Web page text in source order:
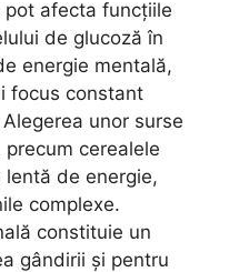
afecta funcțiile
de glucoză în
energie mentală,
focus constant
unor surse
cerealele
de energie,
complexe.
constituie un
gândirii și pentru